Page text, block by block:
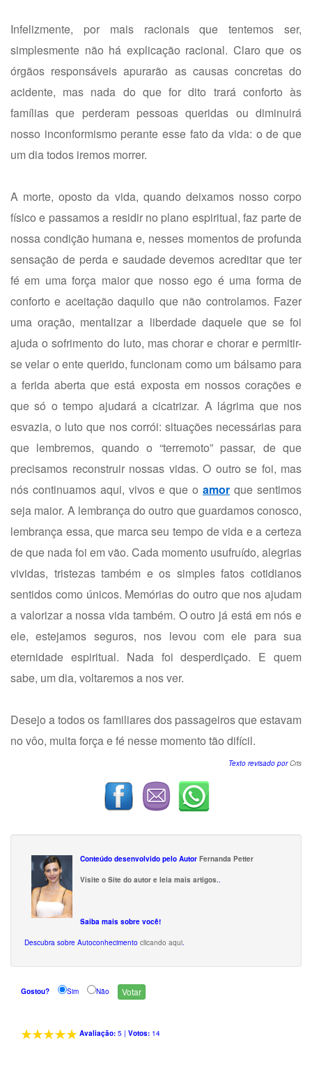
Infelizmente, por mais racionais que tentemos ser,
simplesmente não há explicação racional. Claro que os
órgãos responsáveis apurarão as causas concretas do
acidente, mas nada do que for dito trará conforto às
famílias que perderam pessoas queridas ou diminuirá
nosso inconformismo perante esse fato da vida: o de que
um dia todos iremos morrer.
A morte, oposto da vida, quando deixamos nosso corpo
físico e passamos a residir no plano espiritual, faz parte de
nossa condição humana e, nesses momentos de profunda
sensação de perda e saudade devemos acreditar que ter
fé em uma força maior que nosso ego é uma forma de
conforto e aceitação daquilo que não controlamos. Fazer
uma oração, mentalizar a liberdade daquele que se foi
ajuda o sofrimento do luto, mas chorar e chorar e permitir-
se velar o ente querido, funcionam como um bálsamo para
a ferida aberta que está exposta em nossos corações e
que só o tempo ajudará a cicatrizar. A lágrima que nos
esvazia, o luto que nos corrói: situações necessárias para
que lembremos, quando o “terremoto” passar, de que
precisamos reconstruir nossas vidas. O outro se foi, mas
nós continuamos aqui, vivos e que o amor que sentimos
seja maior. A lembrança do outro que guardamos conosco,
lembrança essa, que marca seu tempo de vida e a certeza
de que nada foi em vão. Cada momento usufruído, alegrias
vividas, tristezas também e os simples fatos cotidianos
sentidos como únicos. Memórias do outro que nos ajudam
a valorizar a nossa vida também. O outro já está em nós e
ele, estejamos seguros, nos levou com ele para sua
eternidade espiritual. Nada foi desperdiçado. E quem
sabe, um dia, voltaremos a nos ver.
Desejo a todos os familiares dos passageiros que estavam
no vôo, muita força e fé nesse momento tão difícil.
Texto revisado porCris
Conteúdo desenvolvido pelo Autor Fernanda Petter
Visite o Site do autor e leia mais artigos..
Saiba mais sobre você!
Descubra sobre Autoconhecimento clicando aqui.
Gostou? Sim Não
Avaliação:5 | Votos:14